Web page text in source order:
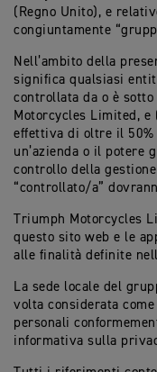
(Regno Unito), e
congiuntamente
Nell’ambito della
significa qualsiasi
controllata da o è
Motorcycles Limited,
effettiva di oltre il 50%
un’azienda o il potere
controllo della
“controllato/a”
Triumph Motorcycles
questo sito web e le
alle finalità definite
La sede locale del
volta considerata
personali
informativa sulla